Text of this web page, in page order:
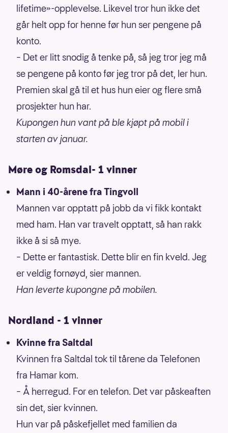
lifetime»-opplevelse. Likevel tror hun ikke det
går helt opp for henne før hun ser pengene på
konto.
– Det er litt snodig å tenke på, så jeg tror jeg må
se pengene på konto før jeg tror på det, ler hun.
Premien skal gå til et hus hun eier og flere små
prosjekter hun har.
Kupongen hun vant på ble kjøpt på mobil i
starten av januar.
Møre og Romsdal- 1 vinner
Mann i 40-årene fra Tingvoll
Mannen var opptatt på jobb da vi fikk kontakt
med ham. Han var travelt opptatt, så han rakk
ikke å si så mye.
– Dette er fantastisk. Dette blir en fin kveld. Jeg
er veldig fornøyd, sier mannen.
Han leverte kupongne på mobilen.
Nordland - 1 vinner
Kvinne fra Saltdal
Kvinnen fra Saltdal tok til tårene da Telefonen
fra Hamar kom.
– Å herregud. For en telefon. Det var påskeaften
sin det, sier kvinnen.
Hun var på påskefjellet med familien da